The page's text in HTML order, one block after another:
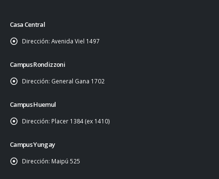
Casa Central
Dirección: Avenida Viel 1497
Campus Rondizzoni
Dirección: General Gana 1702
Campus Huemul
Dirección: Placer 1384 (ex 1410)
Campus Yungay
Dirección: Maipú 525